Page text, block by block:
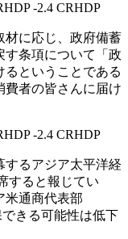
-2.4 CRHDP
材に応じ、政府備蓄
す条項について「政
るということである
費者の皆さんに届け
-2.4 CRHDP
するアジア太平洋経
すると報じてい
米通商代表部
きる可能性は低下